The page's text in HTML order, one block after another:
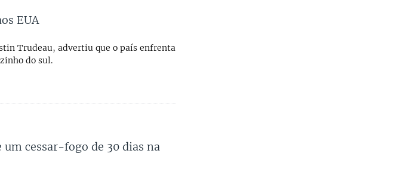
EUA
Trudeau, advertiu que o país enfrenta
do sul.
um cessar-fogo de 30 dias na